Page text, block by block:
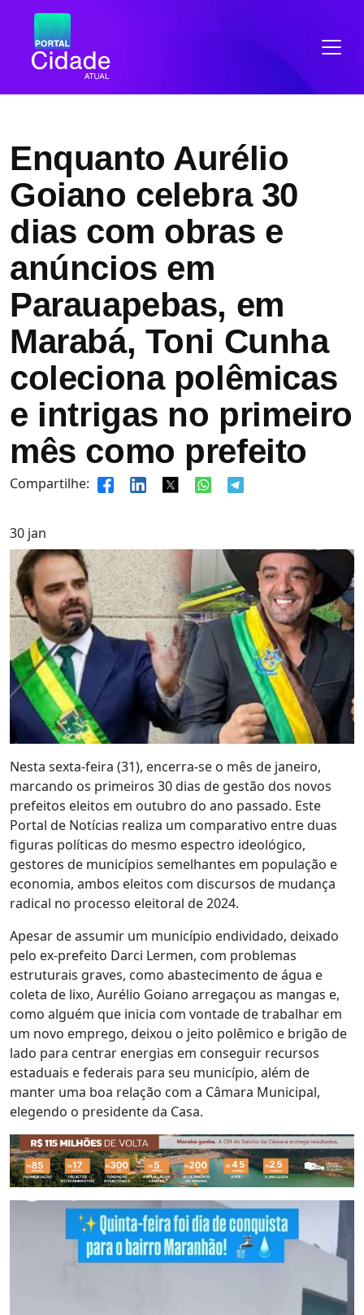
Enquanto Aurélio
Goiano celebra 30
dias com obras e
anúncios em
Parauapebas, em
Marabá, Toni Cunha
coleciona polêmicas
e intrigas no primeiro
mês como prefeito
Compartilhe:
30 jan
Nesta sexta-feira (31), encerra-se o mês de janeiro,
marcando os primeiros 30 dias de gestão dos novos
prefeitos eleitos em outubro do ano passado. Este
Portal de Notícias realiza um comparativo entre duas
figuras políticas do mesmo espectro ideológico,
gestores de municípios semelhantes em população e
economia, ambos eleitos com discursos de mudança
radical no processo eleitoral de 2024.
Apesar de assumir um município endividado, deixado
pelo ex-prefeito Darci Lermen, com problemas
estruturais graves, como abastecimento de água e
coleta de lixo, Aurélio Goiano arregaçou as mangas e,
como alguém que inicia com vontade de trabalhar em
um novo emprego, deixou o jeito polêmico e brigão de
lado para centrar energias em conseguir recursos
estaduais e federais para seu município, além de
manter uma boa relação com a Câmara Municipal,
elegendo o presidente da Casa.